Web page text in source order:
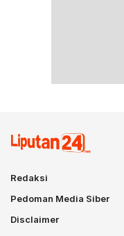
Redaksi
Pedoman Media Siber
Disclaimer